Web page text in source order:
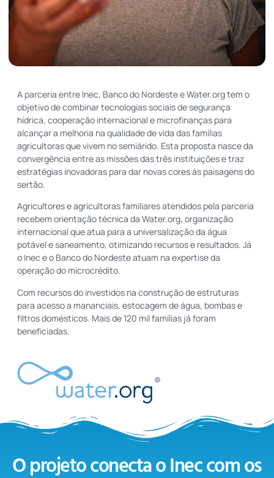
A parceria entre Inec, Banco do Nordeste e Water.org tem o
objetivo de combinar tecnologias sociais de segurança
hídrica, cooperação internacional e microfinanças para
alcançar a melhoria na qualidade de vida das famílias
agricultoras que vivem no semiárido. Esta proposta nasce da
convergência entre as missões das três instituições e traz
estratégias inovadoras para dar novas cores às paisagens do
sertão.
Agricultores e agricultoras familiares atendidos pela parceria
recebem orientação técnica da Water.org, organização
internacional que atua para a universalização da água
potável e saneamento, otimizando recursos e resultados. Já
o Inec e o Banco do Nordeste atuam na expertise da
operação do microcrédito.
Com recursos do investidos na construção de estruturas
para acesso a mananciais, estocagem de água, bombas e
filtros domésticos. Mais de 120 mil famílias já foram
beneficiadas.
O projeto conecta o Inec com os